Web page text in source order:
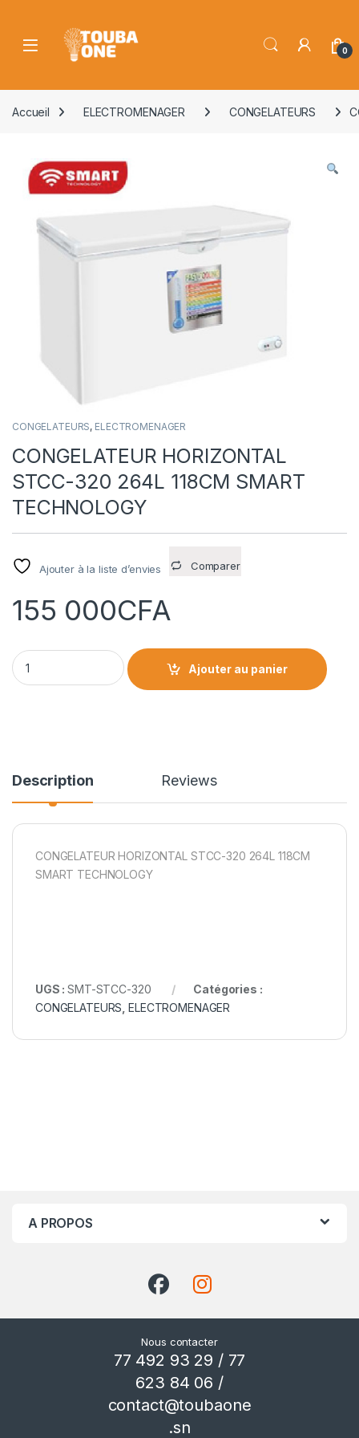
Open 0
Accueil ELECTROMENAGER CONGELATEURS
CONGELATEURS, ELECTROMENAGER
CONGELATEUR HORIZONTAL
STCC-320 264L 118CM SMART
TECHNOLOGY
Ajouter à la liste d’envies Comparer
155 000CFA
CONGELATEUR HORIZONTAL STCC-320 264L 118CM
Ajouter au panier
Description Reviews
CONGELATEUR HORIZONTAL STCC-320 264L 118CM
SMART TECHNOLOGY
UGS :SMT-STCC-320
Catégories :
CONGELATEURS ,ELECTROMENAGER
A PROPOS
Nous contacter
77 492 93 29 / 77
623 84 06 /
contact@toubaone
.sn